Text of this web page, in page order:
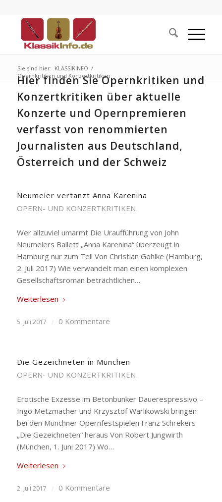
Sie sind hier: KLASSIKINFO /
Opernkritiken und Konzertkritiken
Hier finden Sie Opernkritiken und
Konzertkritiken über aktuelle
Konzerte und Opernpremieren
verfasst von renommierten
Journalisten aus Deutschland,
Österreich und der Schweiz
Neumeier vertanzt Anna Karenina
OPERN- UND KONZERTKRITIKEN
Wer allzuviel umarmt Die Uraufführung von John
Neumeiers Ballett „Anna Karenina“ überzeugt in
Hamburg nur zum Teil Von Christian Gohlke (Hamburg,
2. Juli 2017) Wie verwandelt man einen komplexen
Gesellschaftsroman beträchtlichen…
Weiterlesen
5. Juli 2017 / 0 Kommentare
Die Gezeichneten in München
OPERN- UND KONZERTKRITIKEN
Erotische Exzesse im Betonbunker Dauerespressivo –
Ingo Metzmacher und Krzysztof Warlikowski bringen
bei den Münchner Opernfestspielen Franz Schrekers
„Die Gezeichneten“ heraus Von Robert Jungwirth
(München, 1. Juni 2017) Wo…
Weiterlesen
2. Juli 2017 / 0 Kommentare